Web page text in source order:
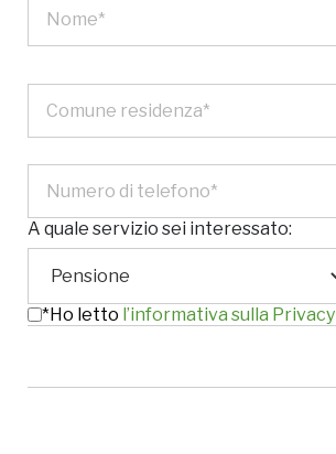
A quale servizio sei interessato:
*Ho letto l’informativa sulla Privacy